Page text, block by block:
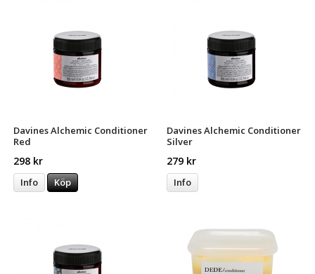
Davines Alchemic Conditioner
Red
298 kr
Info Köp
Davines Alchemic Conditioner
Silver
279 kr
Info